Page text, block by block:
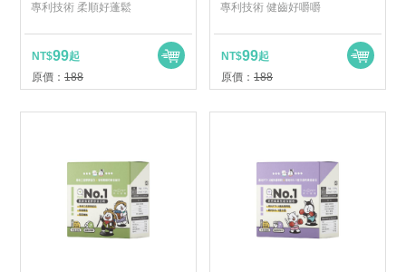
專利技術 柔順好蓬鬆
NT$99起
原價： 188
專利技術 健齒好嚼嚼
NT$99起
原價： 188